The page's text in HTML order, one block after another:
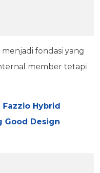
fondasi yang
member tetapi
Fazzio Hybrid
Good Design